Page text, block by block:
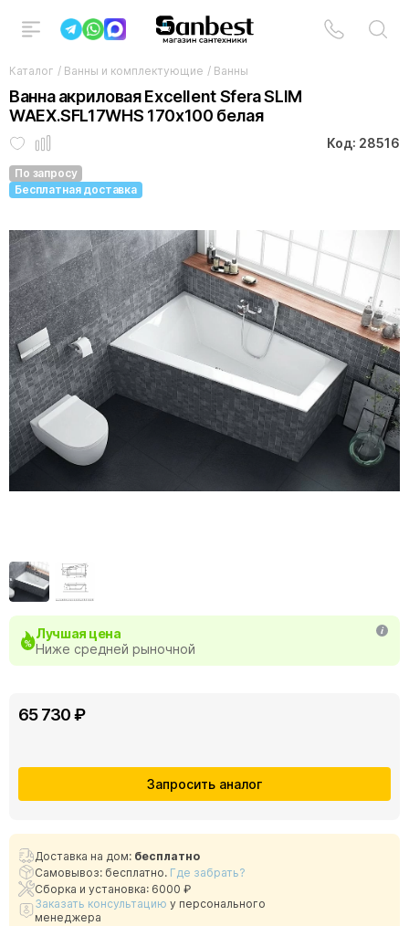
Каталог / Ванны и комплектующие / Ванны
Ванна акриловая Excellent Sfera SLIM
WAEX.SFL17WHS 170x100 белая
Код: 28516
По запросу
Бесплатная доставка
Лучшая цена
Ниже средней рыночной
65 730 ₽
Запросить аналог
Доставка на дом: бесплатно
Самовывоз: бесплатно. Где забрать?
Сборка и установка: 6000 ₽
Заказать консультацию у персонального
менеджера